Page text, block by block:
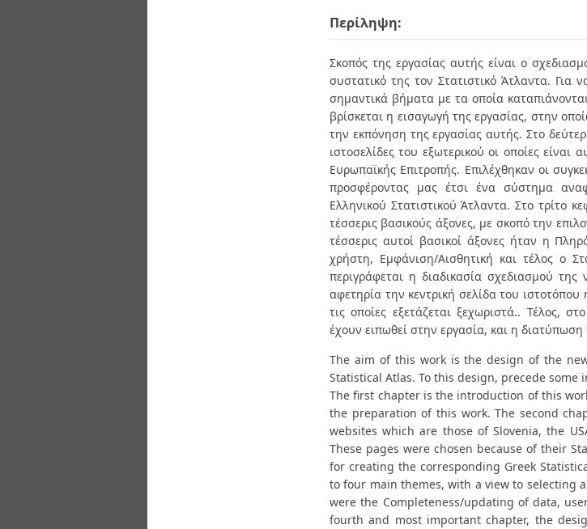
Περίληψη:
Σκοπός της εργασίας αυτής είναι ο
συστατικό της τον Στατιστικό Άτλαντα. Για
σημαντικά βήματα με τα οποία
βρίσκεται η εισαγωγή της εργασίας, στην
την εκπόνηση της εργασίας αυτής. Στο
ιστοσελίδες του εξωτερικού οι οποίες
Ευρωπαϊκής Επιτροπής. Επιλέχθηκαν οι
προσφέροντας μας έτσι ένα σύστημα
Ελληνικού Στατιστικού Άτλαντα. Στο τρίτο
τέσσερις βασικούς άξονες, με σκοπό την
τέσσερις αυτοί βασικοί άξονες ήταν η
χρήστη, Εμφάνιση/Αισθητική και τέλος ο
περιγράφεται η διαδικασία σχεδιασμού
αφετηρία την κεντρική σελίδα του
τις οποίες εξετάζεται ξεχωριστά.. Τέλος,
έχουν ειπωθεί στην εργασία, και η
The aim of this work is the design of the
Statistical Atlas. To this design, precede
Τhe first chapter is the introduction of this
the preparation of this work. The second
websites which are those of Slovenia, the
These pages were chosen because of their
for creating the corresponding Greek
to four main themes, with a view to selecting
were the Completeness/updating of data,
fourth and most important chapter, the